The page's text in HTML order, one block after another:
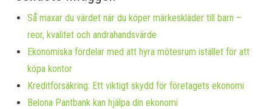
Så maxar du värdet när du köper märkeskläder till barn –
reor, kvalitet och andrahandsvärde
Ekonomiska fördelar med att hyra mötesrum istället för att
köpa kontor
Kreditförsäkring: Ett viktigt skydd för företagets ekonomi
Belona Pantbank kan hjälpa din ekonomi